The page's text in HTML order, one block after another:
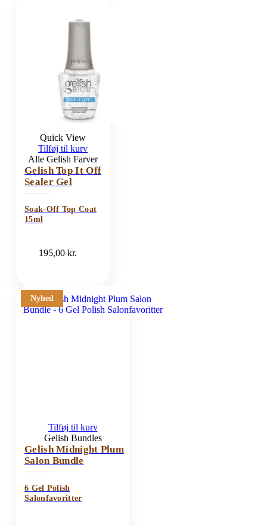
Quick View
Tilføj til kurv
Alle Gelish Farver
Gelish Top It Off
Sealer Gel
Soak-Off Top Coat
15ml
195,00kr.
Nyhed
Tilføj til kurv
Gelish Bundles
Gelish Midnight Plum
Salon Bundle
6 Gel Polish
Salonfavoritter